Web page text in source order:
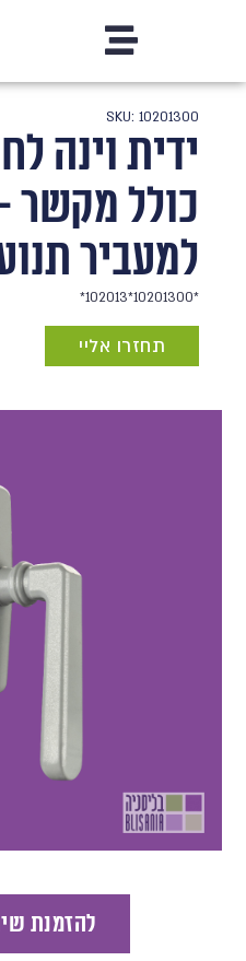
SKU: 10201300
ידית וינה
כולל מקשר
למעביר
*10201300*102013*
תחזרו אליי
להזמנת